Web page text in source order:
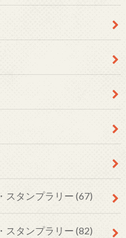
スタンプラリー (67)
スタンプラリー (82)